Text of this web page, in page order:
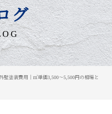
グ
壁塗装費用｜㎡単価3,500〜5,500円の相場と